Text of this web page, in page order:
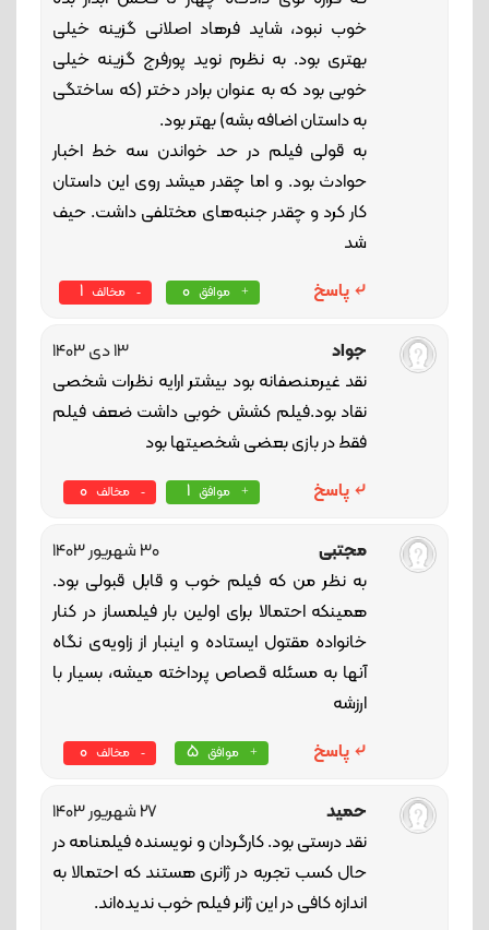
خوب نبود، شاید فرهاد اصلانی گزینه خیلی
بهتری بود. به نظرم نوید پورفرج گزینه خیلی
خوبی بود که به عنوان برادر دختر (که ساختگی
به داستان اضافه بشه) بهتر بود.
به قولی فیلم در حد خواندن سه خط اخبار
حوادث بود. و اما چقدر میشد روی این داستان
کار کرد و چقدر جنبه‌های مختلفی داشت. حیف
شد
پاسخ
موافق 0 مخالف 1
جواد
13 دی 1403
نقد غیرمنصفانه بود بیشتر ارایه نظرات شخصی
نقاد بود.فیلم کشش خوبی داشت ضعف فیلم
فقط در بازی بعضی شخصیتها بود
پاسخ
موافق 1 مخالف 0
مجتبی
30 شهریور 1403
به نظر من که فیلم خوب و قابل قبولی بود.
همینکه احتمالا برای اولین بار فیلمساز در کنار
خانواده مقتول ایستاده و اینبار از زاویه‌ی نگاه
آنها به مسئله قصاص پرداخته میشه، بسیار با
ارزشه
پاسخ
موافق 5 مخالف 0
حمید
27 شهریور 1403
نقد درستی بود. کارگردان و نویسنده فیلمنامه در
حال کسب تجربه در ژانری هستند که احتمالا به
اندازه کافی در این ژانر فیلم خوب ندیده‌اند.